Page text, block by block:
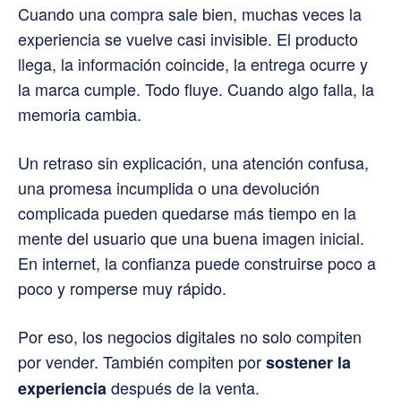
Cuando una compra sale bien, muchas veces la
experiencia se vuelve casi invisible. El producto
llega, la información coincide, la entrega ocurre y
la marca cumple. Todo fluye. Cuando algo falla, la
memoria cambia.
Un retraso sin explicación, una atención confusa,
una promesa incumplida o una devolución
complicada pueden quedarse más tiempo en la
mente del usuario que una buena imagen inicial.
En internet, la confianza puede construirse poco a
poco y romperse muy rápido.
Por eso, los negocios digitales no solo compiten
por vender. También compiten porsostener la
experienciadespués de la venta.